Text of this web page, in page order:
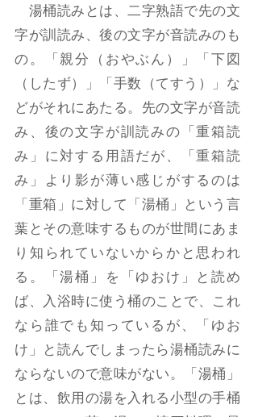
湯桶読みとは、二字熟語で先の文
字が訓読み、後の文字が音読みのも
の。「親分（おやぶん）」「下図
（したず）」「手数（てすう）」な
どがそれにあたる。先の文字が音読
み、後の文字が訓読みの「重箱読
み」に対する用語だが、「重箱読
み」より影が薄い感じがするのは
「重箱」に対して「湯桶」という言
葉とその意味するものが世間にあま
り知られていないからかと思われ
る。「湯桶」を「ゆおけ」と読め
ば、入浴時に使う桶のことで、これ
なら誰でも知っているが、「ゆお
け」と読んでしまったら湯桶読みに
ならないので意味がない。「湯桶」
とは、飲用の湯を入れる小型の手桶